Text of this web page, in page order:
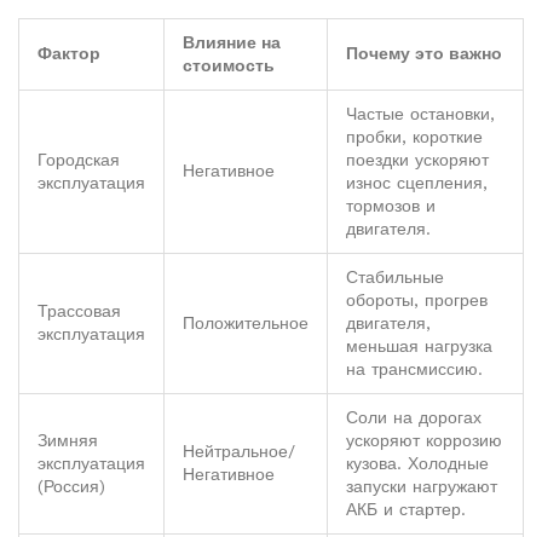
Фактор
Влияние на
стоимость
Почему это важно
Городская
эксплуатация
Негативное
Частые остановки,
пробки, короткие
поездки ускоряют
износ сцепления,
тормозов и
двигателя.
Трассовая
эксплуатация
Положительное
Стабильные
обороты, прогрев
двигателя,
меньшая нагрузка
на трансмиссию.
Зимняя
эксплуатация
(Россия)
Нейтральное/
Негативное
Соли на дорогах
ускоряют коррозию
кузова. Холодные
запуски нагружают
АКБ и стартер.